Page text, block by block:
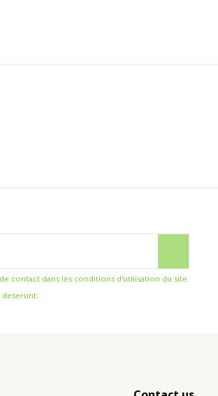
contact dans les conditions d'utilisation du site.